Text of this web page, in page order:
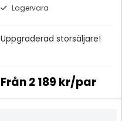
Lagervara
Uppgraderad storsäljare!
Från2 189 kr/par